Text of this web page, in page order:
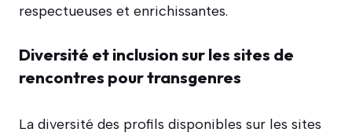
respectueuses et enrichissantes.
Diversité et inclusion sur les sites de
rencontres pour transgenres
La diversité des profils disponibles sur les sites